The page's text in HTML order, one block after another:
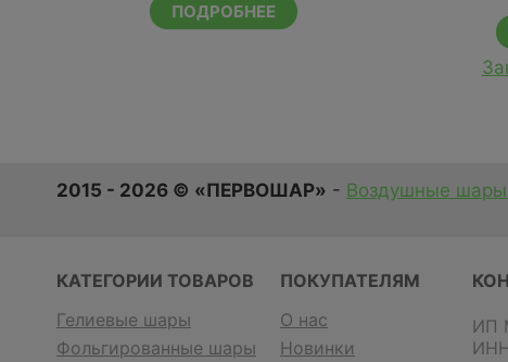
ПОДРОБНЕЕ
2015 - 2026 © «ПЕРВОШАР» - Воздушные шары
КАТЕГОРИИ ТОВАРОВ
Гелиевые шары
Фольгированные шары
ПОКУПАТЕЛЯМ
О нас
Новинки
ИП